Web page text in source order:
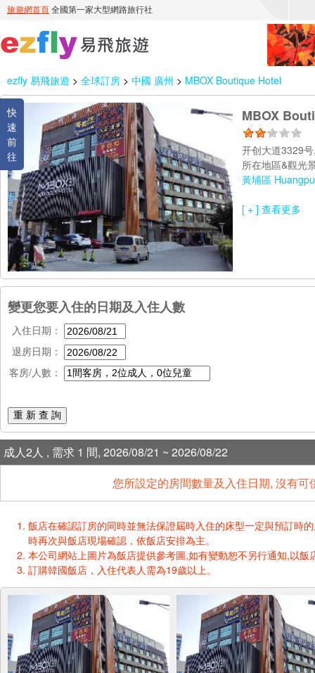
ezfly 易飛旅遊 > 全球訂房 > 中國 廣州 > MBOX Boutique Hotel
快
速
前
往
MBOX
开创大道3329
所在地區&觀光
黃埔區
[ + ] 查看更多
變更您要入住的日期及入住人數
入住日期：
退房日期：
客房/人數：
重 新 查 詢
成人2人 , 需求 1 間, 2026/08/21 ~ 2026/08/22
您所設定的房間數量及入住日期, 沒有
飯店在確認訂房的同時並無法保證屆時入住的床型一定與預訂時
時再次與飯店現場確認，依飯店安排為主。
本公司網站上圖片為飯店提供參考圖,如有變動恕不另行通知,以飯
訂購韓國飯店，入住代表人需為19歲以上。